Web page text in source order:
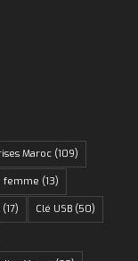
Maroc(109)
femme (13)
(17) Clé USB(50)